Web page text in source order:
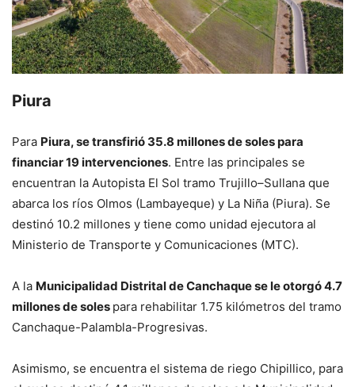
Piura
Para Piura, se transfirió 35.8 millones de soles para
financiar 19 intervenciones. Entre las principales se
encuentran la Autopista El Sol tramo Trujillo–Sullana que
abarca los ríos Olmos (Lambayeque) y La Niña (Piura). Se
destinó 10.2 millones y tiene como unidad ejecutora al
Ministerio de Transporte y Comunicaciones (MTC).
A la Municipalidad Distrital de Canchaque se le otorgó 4.7
millones de soles para rehabilitar 1.75 kilómetros del tramo
Canchaque-Palambla-Progresivas.
Asimismo, se encuentra el sistema de riego Chipillico, para